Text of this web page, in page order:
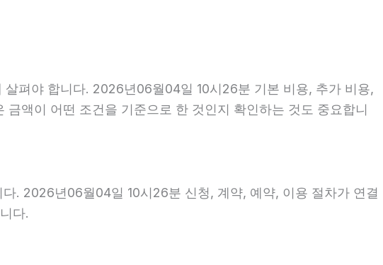
펴야 합니다. 2026년06월04일 10시26분 기본 비용, 추가 비용,
액이 어떤 조건을 기준으로 한 것인지 확인하는 것도 중요합니
. 2026년06월04일 10시26분 신청, 계약, 예약, 이용 절차가 연결
다.